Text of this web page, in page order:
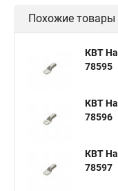
Похожие товары
КВТ
78595
КВТ
78596
КВТ
78597